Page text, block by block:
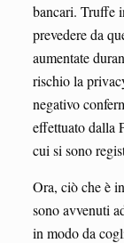
bancari. Truffe
prevedere da
aumentate
rischio la
negativo
effettuato dalla
cui si sono
Ora, ciò che è
sono avvenuti
in modo da